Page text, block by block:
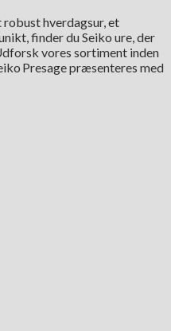
hverdagsur, et
finder du Seiko ure, der
vores sortiment inden
Presage præsenteres med